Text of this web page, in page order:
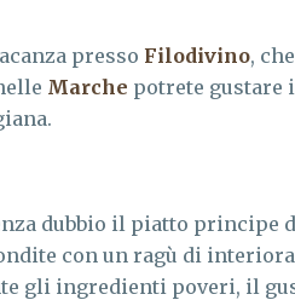
presso Filodivino,
Marche potrete
dubbio il piatto principe
con un ragù di
gli ingredienti poveri, il